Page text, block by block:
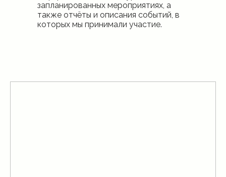
запланированных мероприятиях, а
также отчёты и описания событий, в
которых мы принимали участие.